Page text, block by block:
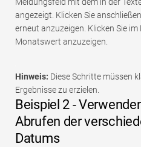
Meldungsfeld mit dem in der
angezeigt. Klicken Sie
erneut anzuzeigen. Klicken Sie
Monatswert anzuzeigen.
Hinweis: Diese Schritte müssen
Ergebnisse zu erzielen.
Beispiel 2 -
Abrufen der
Datums